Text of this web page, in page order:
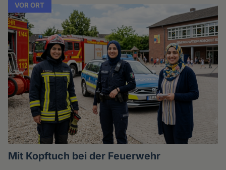
VOR ORT
Mit Kopftuch bei der Feuerwehr